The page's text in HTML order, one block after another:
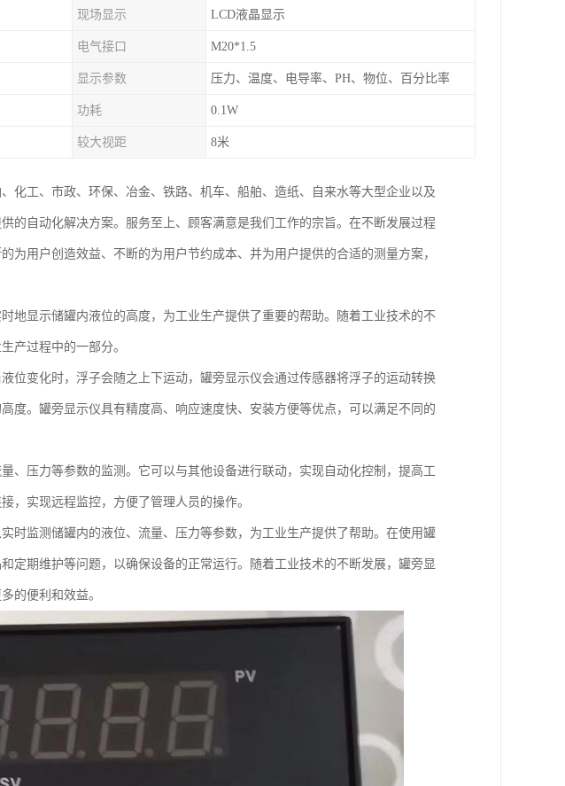
现场显示 LCD液晶显示
电气接口 M20*1.5
显示参数 压力、温度、电导率、PH、物位、百分比率
功耗 0.1W
较大视距 8米
化工、市政、环保、冶金、铁路、机车、船舶、造纸、自来水等大型企业以及
的自动化解决方案。服务至上、顾客满意是我们工作的宗旨。在不断发展过程
为用户创造效益、不断的为用户节约成本、并为用户提供的合适的测量方案，
地显示储罐内液位的高度，为工业生产提供了重要的帮助。随着工业技术的不
产过程中的一部分。
位变化时，浮子会随之上下运动，罐旁显示仪会通过传感器将浮子的运动转换
度。罐旁显示仪具有精度高、响应速度快、安装方便等优点，可以满足不同的
、压力等参数的监测。它可以与其他设备进行联动，实现自动化控制，提高工
，实现远程监控，方便了管理人员的操作。
时监测储罐内的液位、流量、压力等参数，为工业生产提供了帮助。在使用罐
定期维护等问题，以确保设备的正常运行。随着工业技术的不断发展，罐旁显
的便利和效益。